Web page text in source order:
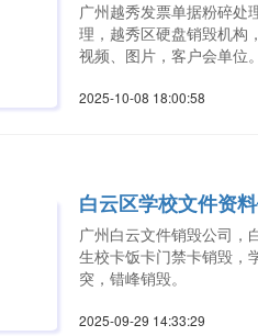
广州越秀发票单据粉碎处
理，越秀区硬盘销毁机构
视频、图片，客户会单位
2025-10-08 18:00:58
白云区学校文件资
广州白云文件销毁公司，
生校卡饭卡门禁卡销毁，
突，错峰销毁。
2025-09-29 14:33:29